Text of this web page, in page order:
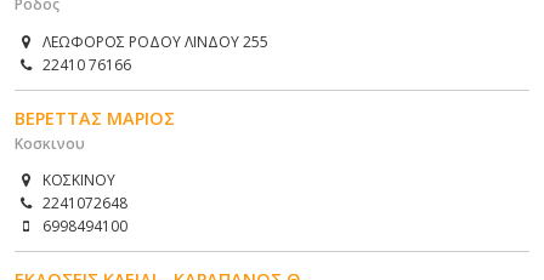
Ροδος
ΛΕΩΦΟΡΟΣ ΡΟΔΟΥ ΛΙΝΔΟΥ 255
22410 76166
ΒΕΡΕΤΤΑΣ ΜΑΡΙΟΣ
Κοσκινου
ΚΟΣΚΙΝΟΥ
2241072648
6998494100